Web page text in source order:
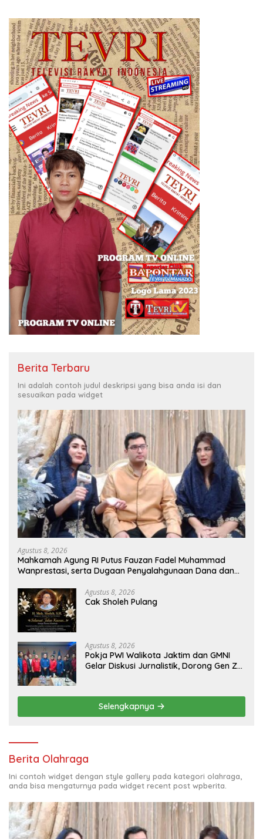
Berita Terbaru
Ini adalah contoh judul deskripsi yang bisa anda isi dan
sesuaikan pada widget
Agustus 8, 2026
Mahkamah Agung RI Putus Fauzan Fadel Muhammad
Wanprestasi, serta Dugaan Penyalahgunaan Dana dan
Agustus 8, 2026
Cak Sholeh Pulang
Agustus 8, 2026
Pokja PWI Walikota Jaktim dan GMNI
Gelar Diskusi Jurnalistik, Dorong Gen Z
Selengkapnya
Berita Olahraga
Ini contoh widget dengan style gallery pada kategori olahraga,
anda bisa mengaturnya pada widget recent post wpberita.